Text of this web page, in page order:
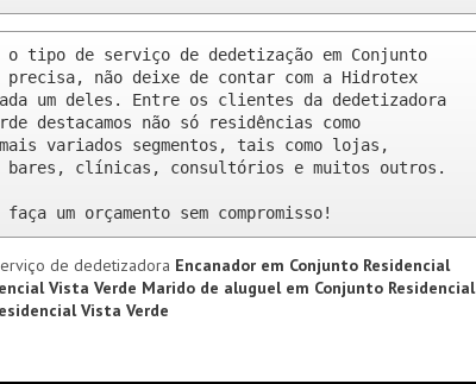
o tipo de serviço de dedetização em Conjunto
precisa, não deixe de contar com a Hidrotex
um deles. Entre os clientes da dedetizadora
destacamos não só residências como
variados segmentos, tais como lojas,
bares, clínicas, consultórios e muitos outros.
um orçamento sem compromisso!
de dedetizadora Encanador em Conjunto Residencial
Vista Verde Marido de aluguel em Conjunto Residencial
Vista Verde